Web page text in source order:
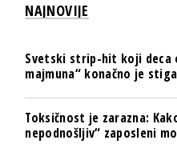
NAJNOVIJE
Svetski strip-hit koji deca
majmuna“ konačno je
Toksičnost je zarazna:
nepodnošljiv“ zaposleni